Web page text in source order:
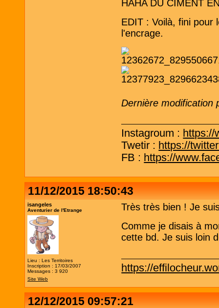
HAHA DU CIMENT
EDIT : Voilà, fini pour
l'encrage.
Dernière modification
Instagroum : https://
Twetir : https://
FB : https://
11/12/2015 18:50:43
isangeles
Aventurier de l'Etrange
Lieu : Les Territoires
Inscription : 17/03/2007
Messages : 3 920
Site Web
Très très bien ! Je
Comme je disais à
cette bd. Je suis loin
https://
12/12/2015 09:57:21